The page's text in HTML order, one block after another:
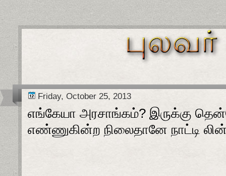
Friday, October 25, 2013
எங்கேயா அரசாங்கம்? இருக்கு
எண்ணுகின்ற நிலைதானே நாட்டி